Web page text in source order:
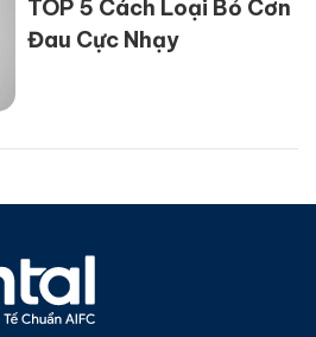
TOP 5 Cách Loại Bỏ Cơn
Đau Cực Nhạy